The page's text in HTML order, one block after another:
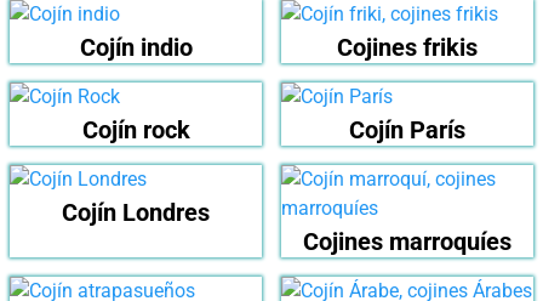
Cojín indio Cojines frikis
Cojín rock Cojín París
Cojín Londres
Cojines marroquíes